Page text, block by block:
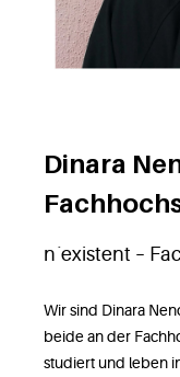
Dinara
n´existent –
Wir sind Dinara
beide an der
studiert und leben